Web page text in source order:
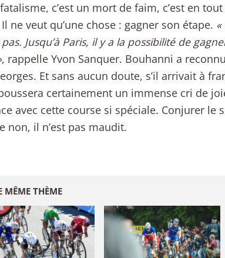
c’est un mort de faim, c’est en
ne veut qu’une chose : gagner son étape.
Jusqu’à Paris, il y a la possibilité de
, rappelle Yvon Sanquer. Bouhanni a
Et sans aucun doute, s’il arrivait à
certainement un immense cri de
avec cette course si spéciale. Conjurer le
non, il n’est pas maudit.
MÊME THÈME